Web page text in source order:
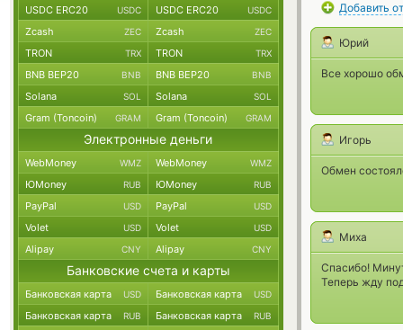
Добавить
Юрий
Все хорошо
Игорь
Обмен
Миха
Спасибо!
Теперь жду
USDC ERC20 USDC USDC ERC20 USDC
Zcash ZEC Zcash ZEC
TRON TRX TRON TRX
BNB BEP20 BNB BNB BEP20 BNB
Solana SOL Solana SOL
Gram (Toncoin) GRAM Gram (Toncoin) GRAM
Электронные деньги
WebMoney WMZ WebMoney WMZ
ЮMoney RUB ЮMoney RUB
PayPal USD PayPal USD
Volet USD Volet USD
Alipay CNY Alipay CNY
Банковские счета и карты
Банковская карта USD Банковская карта USD
Банковская карта RUB Банковская карта RUB